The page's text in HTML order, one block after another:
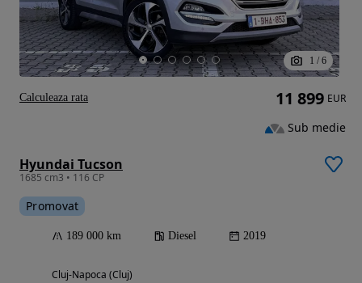
1 / 6
Hyundai Tucson
1685 cm3 • 116 CP
Promovat
189 000 km Diesel 2019
Cluj-Napoca (Cluj)
11 899 EUR
Sub medie
Calculeaza rata